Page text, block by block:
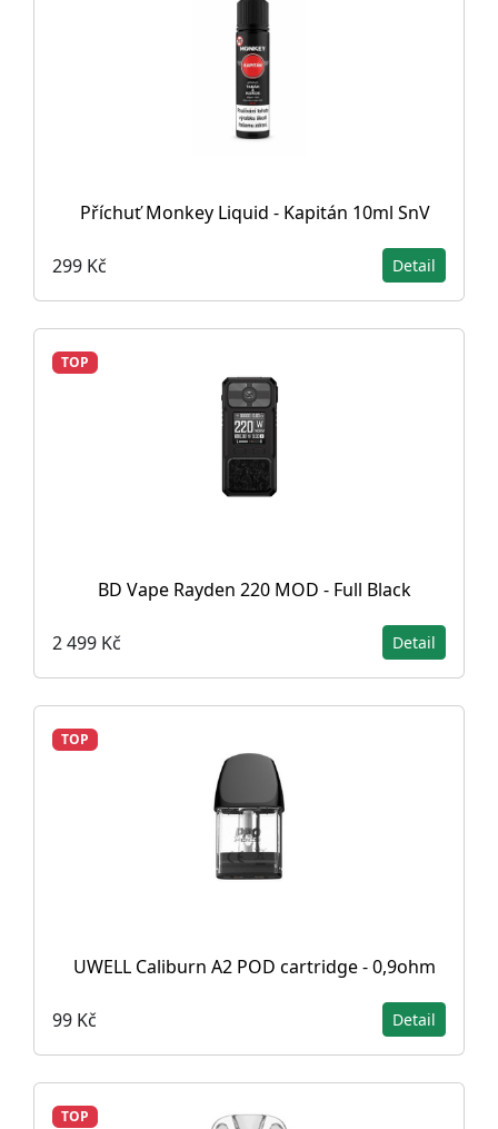
Příchuť Monkey Liquid - Kapitán 10ml SnV
299 Kč Detail
TOP
BD Vape Rayden 220 MOD - Full Black
2 499 Kč Detail
TOP
UWELL Caliburn A2 POD cartridge - 0,9ohm
99 Kč Detail
TOP